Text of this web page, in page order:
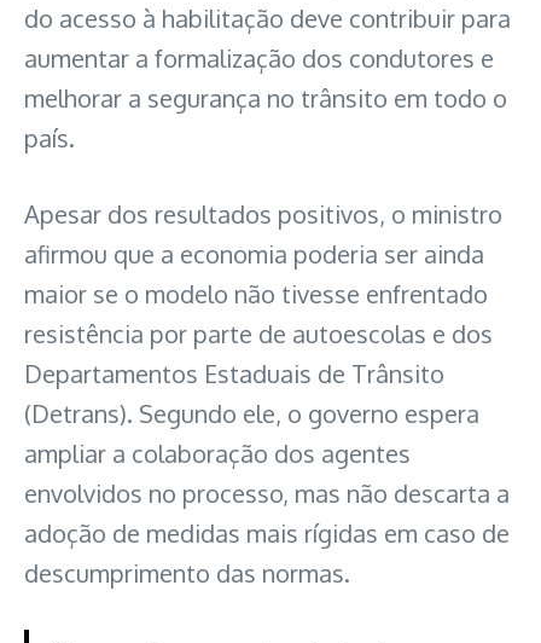
do acesso à habilitação deve contribuir para
aumentar a formalização dos condutores e
melhorar a segurança no trânsito em todo o
país.
Apesar dos resultados positivos, o ministro
afirmou que a economia poderia ser ainda
maior se o modelo não tivesse enfrentado
resistência por parte de autoescolas e dos
Departamentos Estaduais de Trânsito
(Detrans). Segundo ele, o governo espera
ampliar a colaboração dos agentes
envolvidos no processo, mas não descarta a
adoção de medidas mais rígidas em caso de
descumprimento das normas.